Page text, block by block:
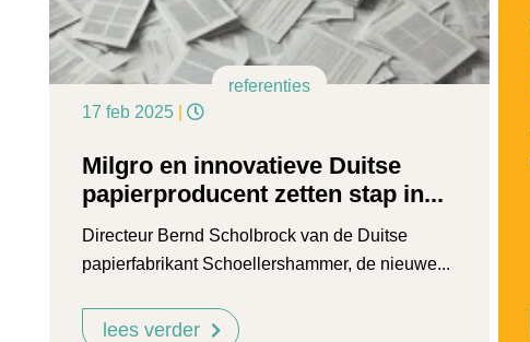
referenties
17 feb 2025
Milgro en innovatieve Duitse
papierproducent zetten stap in...
Directeur Bernd Scholbrock van de Duitse
papierfabrikant Schoellershammer, de nieuwe...
lees verder